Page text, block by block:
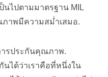
นไปตามมาตรฐาน MIL
าพมีความสม่ำเสมอ.
ารประกันคุณภาพ.
นได้ว่าเราคือที่หนึ่งใน